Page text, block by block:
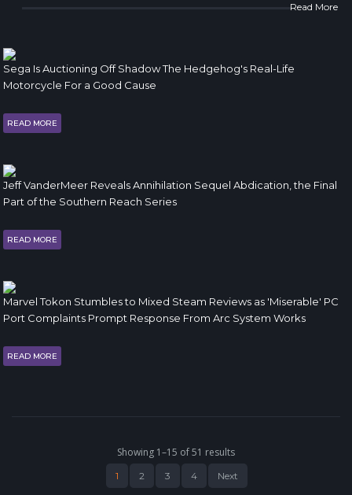
Read More
Sega Is Auctioning Off Shadow The Hedgehog's Real-Life
Motorcycle For a Good Cause
READ MORE
Jeff VanderMeer Reveals Annihilation Sequel Abdication, the Final
Part of the Southern Reach Series
READ MORE
Marvel Tokon Stumbles to Mixed Steam Reviews as 'Miserable' PC
Port Complaints Prompt Response From Arc System Works
READ MORE
Showing 1–15 of 51 results
1 2 3 4 Next